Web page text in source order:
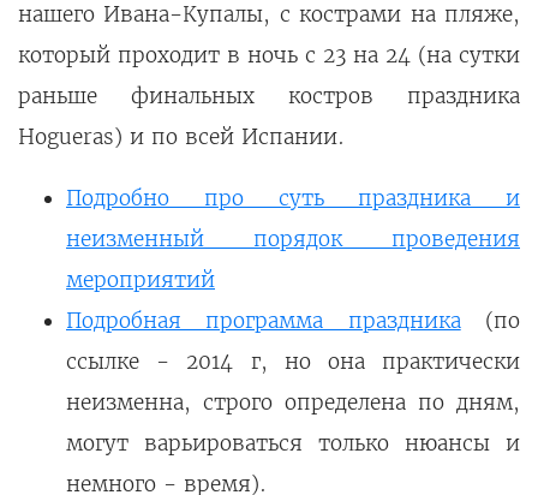
нашего Ивана-Купалы, с кострами на пляже,
который проходит в ночь с 23 на 24 (на сутки
раньше финальных костров праздника
Hogueras) и по всей Испании.
Подробно про суть праздника и
неизменный порядок проведения
мероприятий
Подробная программа праздника(по
ссылке - 2014 г, но она практически
неизменна, строго определена по дням,
могут варьироваться только нюансы и
немного - время).